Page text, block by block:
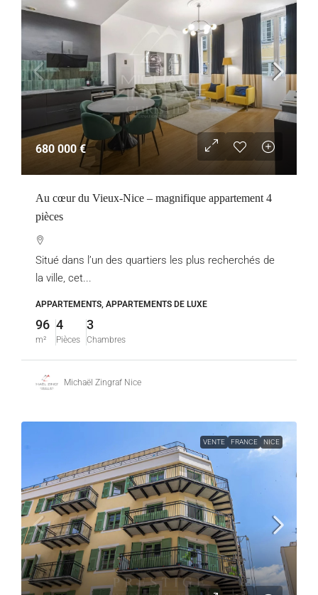
680 000 €
Au cœur du Vieux-Nice – magnifique appartement 4
pièces
Situé dans l’un des quartiers les plus recherchés de
la ville, cet...
APPARTEMENTS, APPARTEMENTS DE LUXE
96
m²
4
Pièces
3
Chambres
Michaël Zingraf Nice
VENTE FRANCE NICE